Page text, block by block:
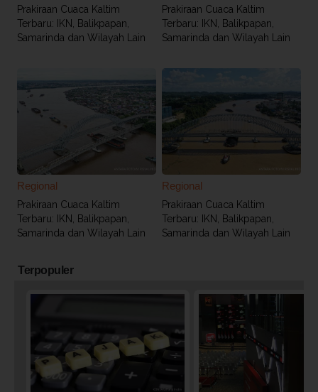
Prakiraan Cuaca Kaltim
Terbaru: IKN, Balikpapan,
Samarinda dan Wilayah Lain
Prakiraan Cuaca Kaltim
Terbaru: IKN, Balikpapan,
Samarinda dan Wilayah Lain
Regional
Prakiraan Cuaca Kaltim
Terbaru: IKN, Balikpapan,
Samarinda dan Wilayah Lain
Regional
Prakiraan Cuaca Kaltim
Terbaru: IKN, Balikpapan,
Samarinda dan Wilayah Lain
Terpopuler